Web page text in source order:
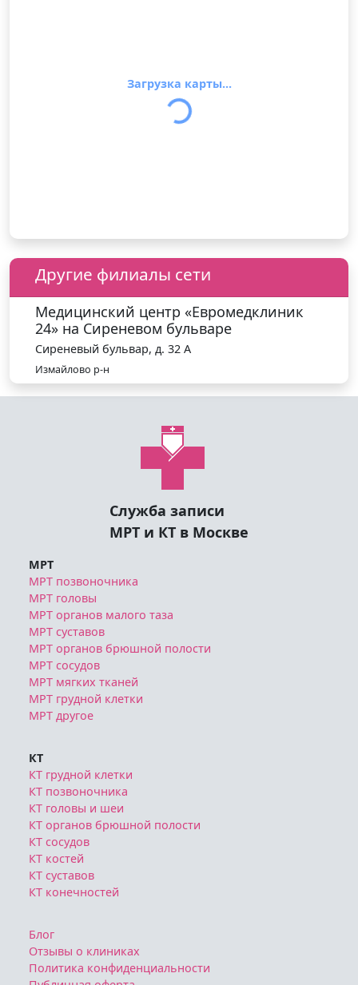
Загрузка карты...
Другие филиалы сети
Медицинский центр «Евромедклиник
24» на Сиреневом бульваре
Сиреневый бульвар, д. 32 А
Измайлово р-н
Служба записи
МРТ и КТ в Москве
МРТ
МРТ позвоночника
МРТ головы
МРТ органов малого таза
МРТ суставов
МРТ органов брюшной полости
МРТ сосудов
МРТ мягких тканей
МРТ грудной клетки
МРТ другое
КТ
КТ грудной клетки
КТ позвоночника
КТ головы и шеи
КТ органов брюшной полости
КТ сосудов
КТ костей
КТ суставов
КТ конечностей
Блог
Отзывы о клиниках
Политика конфиденциальности